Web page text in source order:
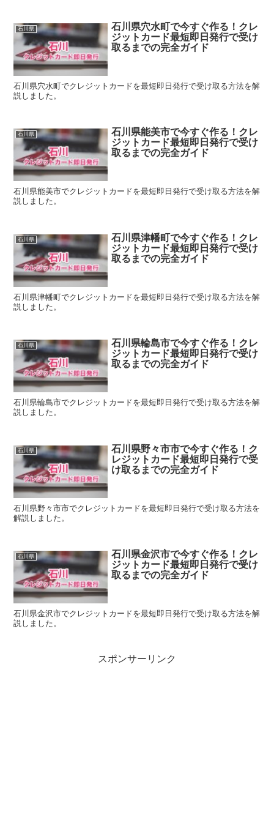
石川県
石川県穴水町で今すぐ作る！クレ
ジットカード最短即日発行で受け
取るまでの完全ガイド
石川県穴水町でクレジットカードを最短即日発行で受け取る方法を解
説しました。
石川県
石川県能美市で今すぐ作る！クレ
ジットカード最短即日発行で受け
取るまでの完全ガイド
石川県能美市でクレジットカードを最短即日発行で受け取る方法を解
説しました。
石川県
石川県津幡町で今すぐ作る！クレ
ジットカード最短即日発行で受け
取るまでの完全ガイド
石川県津幡町でクレジットカードを最短即日発行で受け取る方法を解
説しました。
石川県
石川県輪島市で今すぐ作る！クレ
ジットカード最短即日発行で受け
取るまでの完全ガイド
石川県輪島市でクレジットカードを最短即日発行で受け取る方法を解
説しました。
石川県
石川県野々市市で今すぐ作る！ク
レジットカード最短即日発行で受
け取るまでの完全ガイド
石川県野々市市でクレジットカードを最短即日発行で受け取る方法を
解説しました。
石川県
石川県金沢市で今すぐ作る！クレ
ジットカード最短即日発行で受け
取るまでの完全ガイド
石川県金沢市でクレジットカードを最短即日発行で受け取る方法を解
説しました。
スポンサーリンク